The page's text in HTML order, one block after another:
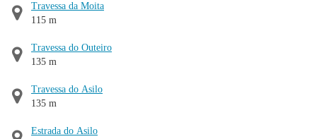
Travessa da Moita
115 m
Travessa do Outeiro
135 m
Travessa do Asilo
135 m
Estrada do Asilo